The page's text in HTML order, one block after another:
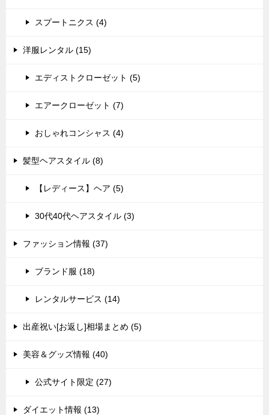
スプートニクス (4)
洋服レンタル (15)
エディストクローゼット (5)
エアークローゼット (7)
おしゃれコンシャス (4)
髪型ヘアスタイル (8)
【レディース】ヘア (5)
30代40代ヘアスタイル (3)
ファッション情報 (37)
ブランド服 (18)
レンタルサービス (14)
出産祝い[お返し]相場まとめ (5)
美容＆グッズ情報 (40)
公式サイト限定 (27)
ダイエット情報 (13)